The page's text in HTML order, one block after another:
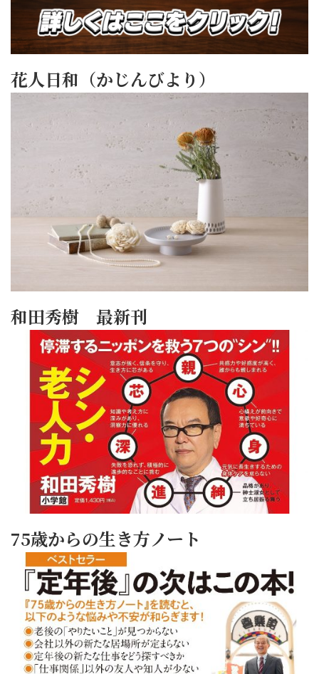
花人日和（かじんびより）
和田秀樹 最新刊
75歳からの生き方ノート